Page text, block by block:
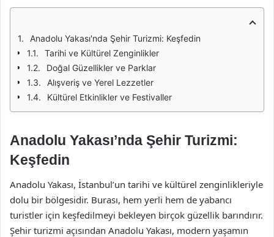
Anadolu Yakası'nda Şehir Turizmi: Keşfedin
Tarihi ve Kültürel Zenginlikler
Doğal Güzellikler ve Parklar
Alışveriş ve Yerel Lezzetler
Kültürel Etkinlikler ve Festivaller
Anadolu Yakası’nda Şehir Turizmi:
Keşfedin
Anadolu Yakası, İstanbul’un tarihi ve kültürel zenginlikleriyle
dolu bir bölgesidir. Burası, hem yerli hem de yabancı
turistler için keşfedilmeyi bekleyen birçok güzellik barındırır.
Şehir turizmi açısından Anadolu Yakası, modern yaşamın